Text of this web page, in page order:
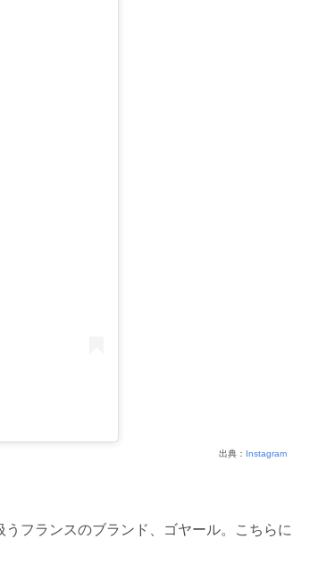
出典： Instagram
フランスのブランド、ゴヤール。こちらに